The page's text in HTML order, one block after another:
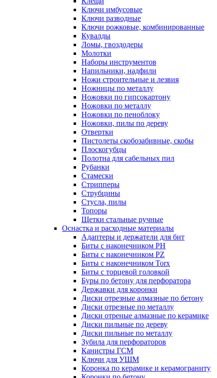
Ключи имбусовые
Ключи разводные
Ключи рожковые, комбинированные
Кувалды
Ломы, гвоздодеры
Молотки
Наборы инструментов
Напильники, надфили
Ножи строительные и лезвия
Ножницы по металлу
Ножовки по гипсокартону
Ножовки по металлу
Ножовки по пеноблоку
Ножовки, пилы по дереву
Отвертки
Пистолеты скобозабивные, скобы
Плоскогубцы
Полотна для сабельных пил
Рубанки
Стамески
Стрипперы
Струбцины
Стусла, пилы
Топоры
Щетки стальные ручные
Оснастка и расходные материалы
Адаптеры и держатели для бит
Биты с наконечником PH
Биты с наконечником PZ
Биты с наконечником Torx
Биты с торцевой головкой
Буры по бетону для перфоратора
Державки для коронки
Диски отрезные алмазные по бетону
Диски отрезные по металлу
Диски отреные алмазные по керамике
Диски пильные по дереву
Диски пильные по металлу
Зубила для перфораторов
Канистры ГСМ
Ключи для УШМ
Коронка по керамике и керамограниту